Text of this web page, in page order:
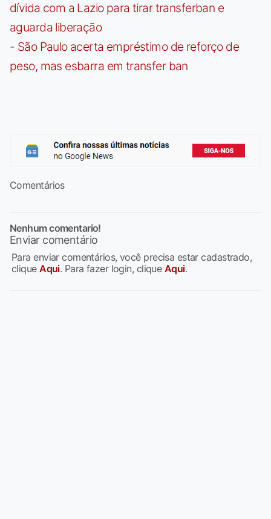
dívida com a Lazio para tirar transferban e
aguarda liberação
- São Paulo acerta empréstimo de reforço de
peso, mas esbarra em transfer ban
Comentários
Nenhum comentario!
Enviar comentário
Para enviar comentários, você precisa estar cadastrado,
cliqueAqui. Para fazer login, clique Aqui.